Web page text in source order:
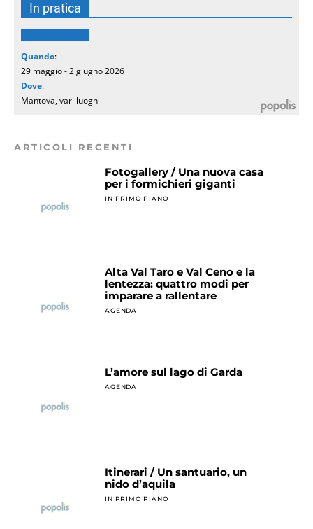
In pratica
Quando:
29 maggio - 2 giugno 2026
Dove:
Mantova, vari luoghi
ARTICOLI RECENTI
Fotogallery / Una nuova casa
per i formichieri giganti
IN PRIMO PIANO
Alta Val Taro e Val Ceno e la
lentezza: quattro modi per
imparare a rallentare
AGENDA
L’amore sul lago di Garda
AGENDA
Itinerari / Un santuario, un
nido d’aquila
IN PRIMO PIANO